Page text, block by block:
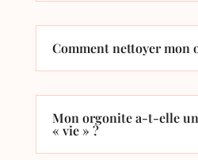
Comment nettoyer mon
Mon orgonite a-t-elle
« vie » ?